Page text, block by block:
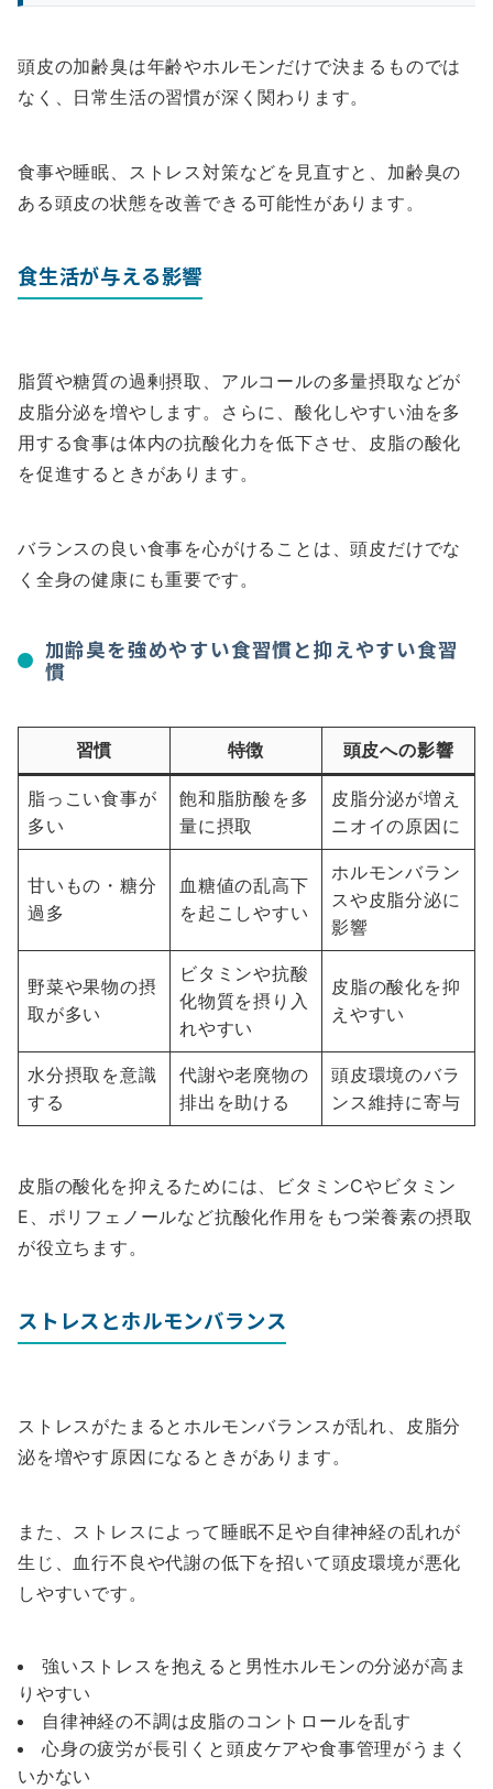
頭皮の加齢臭は年齢やホルモンだけで決まるものでは
なく、日常生活の習慣が深く関わります。
食事や睡眠、ストレス対策などを見直すと、加齢臭の
ある頭皮の状態を改善できる可能性があります。
食生活が与える影響
脂質や糖質の過剰摂取、アルコールの多量摂取などが
皮脂分泌を増やします。さらに、酸化しやすい油を多
用する食事は体内の抗酸化力を低下させ、皮脂の酸化
を促進するときがあります。
バランスの良い食事を心がけることは、頭皮だけでな
く全身の健康にも重要です。
加齢臭を強めやすい食習慣と抑えやすい食習
慣
習慣 特徴 頭皮への影響
脂っこい食事が
多い
飽和脂肪酸を多
量に摂取
皮脂分泌が増え
ニオイの原因に
甘いもの・糖分
過多
血糖値の乱高下
を起こしやすい
ホルモンバラン
スや皮脂分泌に
影響
野菜や果物の摂
取が多い
ビタミンや抗酸
化物質を摂り入
れやすい
皮脂の酸化を抑
えやすい
水分摂取を意識
する
代謝や老廃物の
排出を助ける
頭皮環境のバラ
ンス維持に寄与
皮脂の酸化を抑えるためには、ビタミンCやビタミン
E、ポリフェノールなど抗酸化作用をもつ栄養素の摂取
が役立ちます。
ストレスとホルモンバランス
ストレスがたまるとホルモンバランスが乱れ、皮脂分
泌を増やす原因になるときがあります。
また、ストレスによって睡眠不足や自律神経の乱れが
生じ、血行不良や代謝の低下を招いて頭皮環境が悪化
しやすいです。
強いストレスを抱えると男性ホルモンの分泌が高ま
りやすい
自律神経の不調は皮脂のコントロールを乱す
心身の疲労が長引くと頭皮ケアや食事管理がうまく
いかない